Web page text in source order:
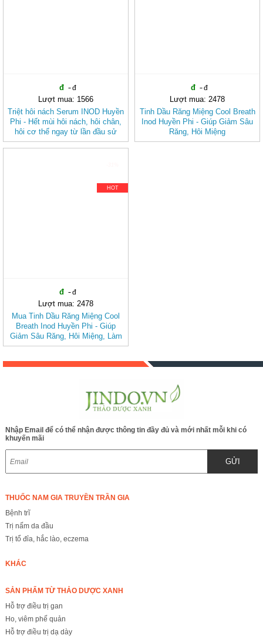
Lượt mua: 1566
Triệt hôi nách Serum INOD Huyền
Phi - Hết mùi hôi nách, hôi chân,
hôi cơ thể ngay từ lần đầu sử
dụng
Lượt mua: 2478
Tinh Dầu Răng Miệng Cool Breath
Inod Huyền Phi - Giúp Giảm Sâu
Răng, Hôi Miệng
HOT
Lượt mua: 2478
Mua Tinh Dầu Răng Miệng Cool
Breath Inod Huyền Phi - Giúp
Giảm Sâu Răng, Hôi Miệng, Làm
Sạch Khoang Miệng Cho Cả Gia
Nhập Email để có thể nhận được thông tin đầy đủ và mới nhất mỗi khi có
khuyến mãi
GỬI
THUỐC NAM GIA TRUYỀN TRẦN GIA
Bệnh trĩ
Trị nấm da đầu
Trị tổ đỉa, hắc lào, eczema
KHÁC
SẢN PHẨM TỪ THẢO DƯỢC XANH
Hỗ trợ điều trị gan
Ho, viêm phế quản
Hỗ trợ điều trị dạ dày